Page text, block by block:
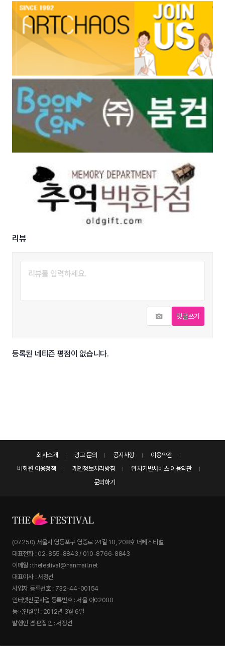
리뷰
사진추가
댓글쓰기
등록된 네티즌 평점이 없습니다.
회사소개 광고 문의 공지사항
이용약관
비회원 이용정책
개인정보처리방침
위치기반서비스 이용약관
문의하기
(07250) 서울시 영등포구 영중로 24길 10, 208호 더페스티벌
대표전화 : 02-855-8843 / 010-8766-8843
이메일 : thefestival@hanmail.net
대표이사 : 서정선
사업자 등록번호 : 732-44-00154
인터넷신문사업 등록번호 : 서울 아02000
등록연월일 : 2012년 3월 6일
발행인 겸 편집인 : 서정선